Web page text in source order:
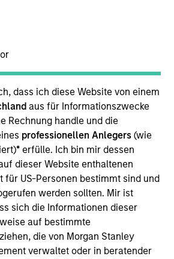
dass ich diese Website von einem
aus für Informationszwecke
Rechnung handle und die
professionellen Anlegers(wie
* erfülle. Ich bin mir dessen
dieser Website enthaltenen
für US-Personen bestimmt sind und
werden sollten. Mir ist
sich die Informationen dieser
auf bestimmte
die von Morgan Stanley
verwaltet oder in beratender
makes long-term investments in
market value can increase
for underlying fundamental
Permanencefocuses primarily
in the United States that
scale. Due to the durability of this
advantage, the investment team
are relatively insulated from